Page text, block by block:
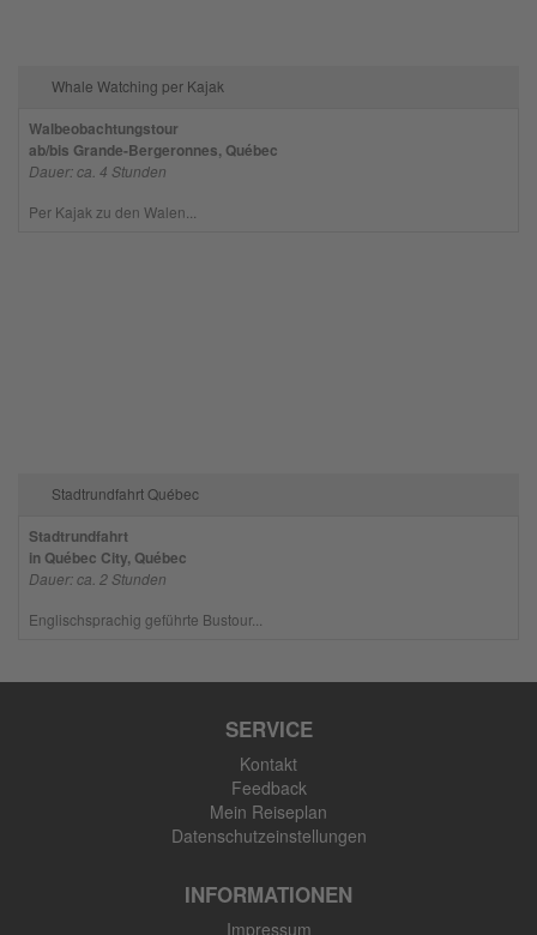
Whale Watching per Kajak
Walbeobachtungstour
ab/bis Grande-Bergeronnes, Québec
Dauer: ca. 4 Stunden
Per Kajak zu den Walen...
Stadtrundfahrt Québec
Stadtrundfahrt
in Québec City, Québec
Dauer: ca. 2 Stunden
Englischsprachig geführte Bustour...
SERVICE
Kontakt
Feedback
Mein Reiseplan
Datenschutzeinstellungen
INFORMATIONEN
Impressum